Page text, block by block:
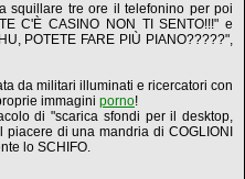
squillare tre ore il telefonino per poi
C'È CASINO NON TI SENTO!!!" e
POTETE FARE PIÙ PIANO?????",
da militari illuminati e ricercatori con
immagini porno!
di "scarica sfondi per il desktop,
di una mandria di COGLIONI
lo SCHIFO.